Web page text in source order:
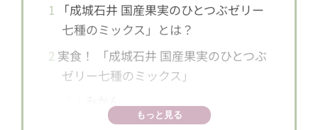
1 「成城石井 国産果実のひとつぶゼリー
七種のミックス」とは？
2 実食！ 「成城石井 国産果実のひとつぶ
ゼリー七種のミックス」
もっと見る